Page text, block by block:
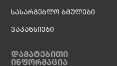
სასარგებლო ბმულები
ვაკანსიები
დამატებითი
ინფორმაცია